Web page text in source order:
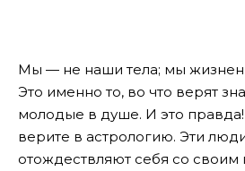
Мы — не наши тела; мы
Это именно то, во что верят
молодые в душе. И это
верите в астрологию. Эти
отождествляют себя со своим